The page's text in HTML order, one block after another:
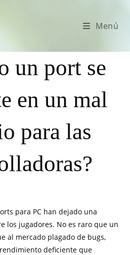
Menú
un port se
en un mal
para las
para PC han dejado una
los jugadores. No es raro que un
al mercado plagado de bugs,
deficiente que